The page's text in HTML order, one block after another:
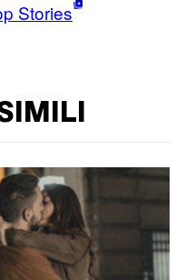
Stories